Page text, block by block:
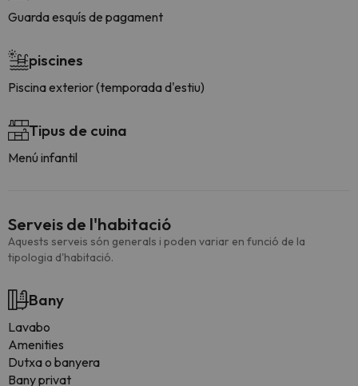
Guarda esquís de pagament
piscines
Piscina exterior (temporada d'estiu)
Tipus de cuina
Menú infantil
Serveis de l'habitació
Aquests serveis són generals i poden variar en funció de la
tipologia d'habitació.
Bany
Lavabo
Amenities
Dutxa o banyera
Bany privat